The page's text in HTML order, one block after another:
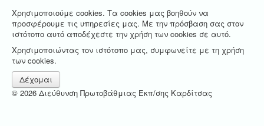
Χρησιμοποιούμε cookies. Τα cookies μας βοηθούν να
προσφέρουμε τις υπηρεσίες μας. Με την πρόσβαση σας στον
ιστότοπο αυτό αποδέχεστε την χρήση των cookies σε αυτό.
Χρησιμοποιώντας τον ιστότοπο μας, συμφωνείτε με τη χρήση
των cookies.
Δέχομαι
© 2026 Διεύθυνση Πρωτοβάθμιας Εκπ/σης Καρδίτσας